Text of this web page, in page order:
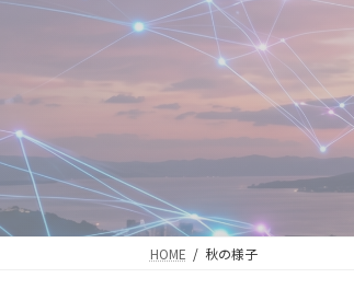
HOME 秋の様子